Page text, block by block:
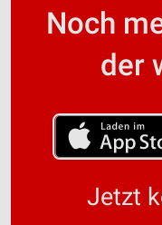
Noch
der
Jetzt